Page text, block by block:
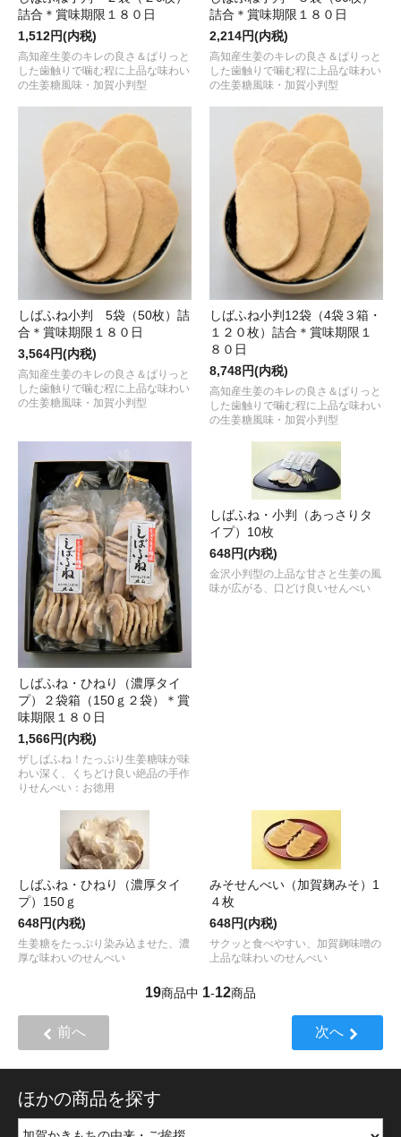
詰合＊賞味期限１８０日
1,512円(内税)
高知産生姜のキレの良さ＆ぱりっと
した歯触りで噛む程に上品な味わい
の生姜糖風味・加賀小判型
詰合＊賞味期限１８０日
2,214円(内税)
高知産生姜のキレの良さ＆ぱりっと
した歯触りで噛む程に上品な味わい
の生姜糖風味・加賀小判型
しばふね小判 5袋（50枚）詰
合＊賞味期限１８０日
3,564円(内税)
高知産生姜のキレの良さ＆ぱりっと
した歯触りで噛む程に上品な味わい
の生姜糖風味・加賀小判型
しばふね小判12袋（4袋３箱・
１２０枚）詰合＊賞味期限１
８０日
8,748円(内税)
高知産生姜のキレの良さ＆ぱりっと
した歯触りで噛む程に上品な味わい
の生姜糖風味・加賀小判型
しばふね・ひねり（濃厚タイ
プ）２袋箱（150ｇ２袋）＊賞
味期限１８０日
1,566円(内税)
ザしばふね！たっぷり生姜糖味が味
わい深く、くちどけ良い絶品の手作
りせんべい：お徳用
しばふね・小判（あっさりタ
イプ）10枚
648円(内税)
金沢小判型の上品な甘さと生姜の風
味が広がる、口どけ良いせんべい
しばふね・ひねり（濃厚タイ
プ）150ｇ
648円(内税)
生姜糖をたっぷり染み込ませた、濃
厚な味わいのせんべい
みそせんべい（加賀麹みそ）1
４枚
648円(内税)
サクッと食べやすい、加賀麹味噌の
上品な味わいのせんべい
19商品中 1-12商品
前へ 次へ
ほかの商品を探す